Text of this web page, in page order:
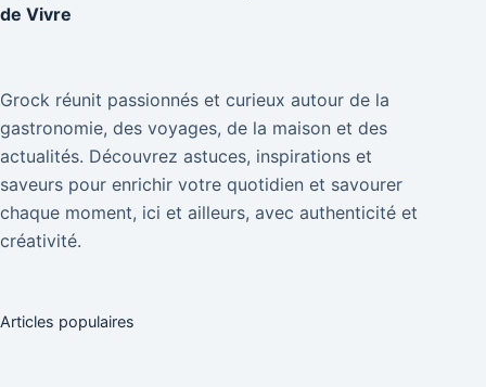
de Vivre
Grock réunit passionnés et curieux autour de la
gastronomie, des voyages, de la maison et des
actualités. Découvrez astuces, inspirations et
saveurs pour enrichir votre quotidien et savourer
chaque moment, ici et ailleurs, avec authenticité et
créativité.
Articles populaires